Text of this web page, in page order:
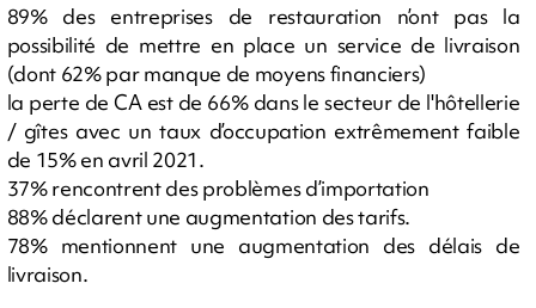
89% des entreprises de restauration n’ont pas la
possibilité de mettre en place un service de livraison
(dont 62% par manque de moyens financiers)
la perte de CA est de 66% dans le secteur de l'hôtellerie
/ gîtes avec un taux d’occupation extrêmement faible
de 15% en avril 2021.
37% rencontrent des problèmes d’importation
88% déclarent une augmentation des tarifs.
78% mentionnent une augmentation des délais de
livraison.